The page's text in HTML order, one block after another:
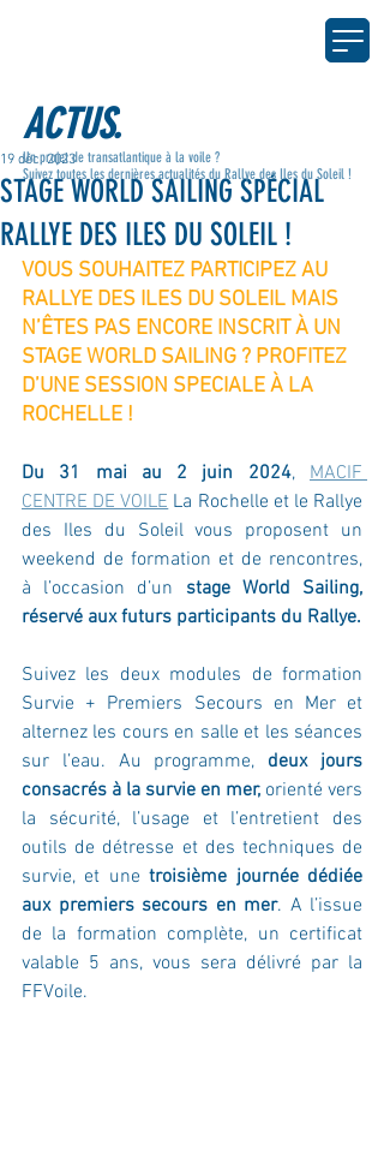
ACTUS.
STAGE WORLD SAILING SPÉCIAL
RALLYE DES ILES DU SOLEIL !
19 déc. 2023
VOUS SOUHAITEZ PARTICIPEZ AU
RALLYE DES ILES DU SOLEIL MAIS
N’ÊTES PAS ENCORE INSCRIT À UN
STAGE WORLD SAILING ? PROFITEZ
D’UNE SESSION SPECIALE À LA
ROCHELLE !
Du 31 mai au 2 juin 2024, MACIF
CENTRE DE VOILE La Rochelle et le Rallye
des Iles du Soleil vous proposent un
weekend de formation et de rencontres,
à l’occasion d’un stage World Sailing,
réservé aux futurs participants du Rallye.
Suivez les deux modules de formation
Survie + Premiers Secours en Mer et
alternez les cours en salle et les séances
sur l’eau. Au programme, deux jours
consacrés à la survie en mer, orienté vers
la sécurité, l’usage et l’entretient des
outils de détresse et des techniques de
survie, et une troisième journée dédiée
aux premiers secours en mer. A l’issue
de la formation complète, un certificat
valable 5 ans, vous sera délivré par la
FFVoile.
Un projet de transatlantique à la voile ?
Suivez toutes les dernières actualités du Rallye des Iles du Soleil !